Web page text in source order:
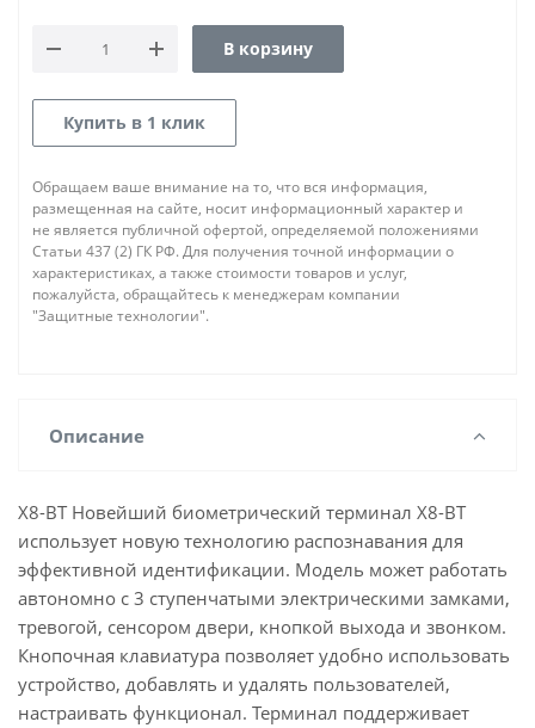
В корзину
Купить в 1 клик
Обращаем ваше внимание на то, что вся информация,
размещенная на сайте, носит информационный характер и
не является публичной офертой, определяемой положениями
Статьи 437 (2) ГК РФ. Для получения точной информации о
характеристиках, а также стоимости товаров и услуг,
пожалуйста, обращайтесь к менеджерам компании
"Защитные технологии".
Описание
X8-BT Новейший биометрический терминал X8-BT
использует новую технологию распознавания для
эффективной идентификации. Модель может работать
автономно с 3 ступенчатыми электрическими замками,
тревогой, сенсором двери, кнопкой выхода и звонком.
Кнопочная клавиатура позволяет удобно использовать
устройство, добавлять и удалять пользователей,
настраивать функционал. Терминал поддерживает